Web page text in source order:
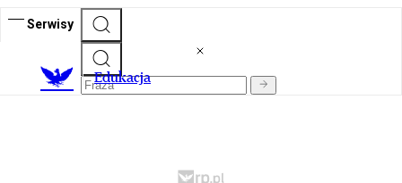
Serwisy
Edukacja